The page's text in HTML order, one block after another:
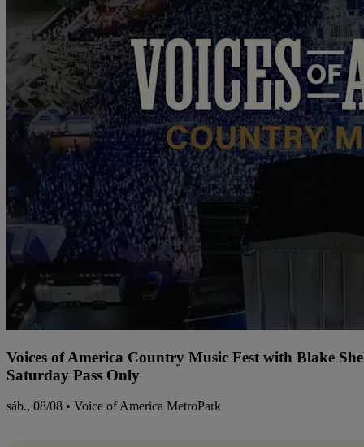
Voices of America Country Music Fest with Blake
Saturday Pass Only
sáb., 08/08 • Voice of America MetroPark